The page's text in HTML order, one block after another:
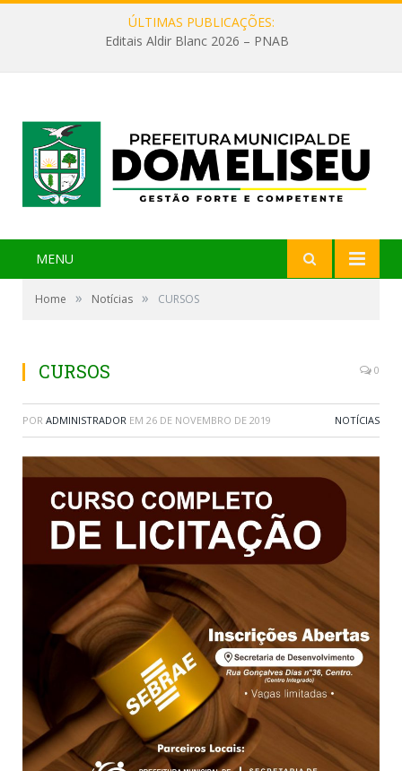
ÚLTIMAS PUBLICAÇÕES:
Editais Aldir Blanc 2026 – PNAB
MENU
Home » Notícias » CURSOS
CURSOS 0
POR ADMINISTRADOR EM 26 DE NOVEMBRO DE 2019 NOTÍCIAS